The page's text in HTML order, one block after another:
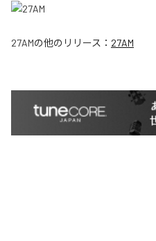
27AMの他のリリース： 27AM